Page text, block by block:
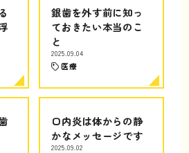
銀歯を外す前に知っ
ておきたい本当のこ
と
2025.09.04
医療
口内炎は体からの静
かなメッセージです
2025.09.02